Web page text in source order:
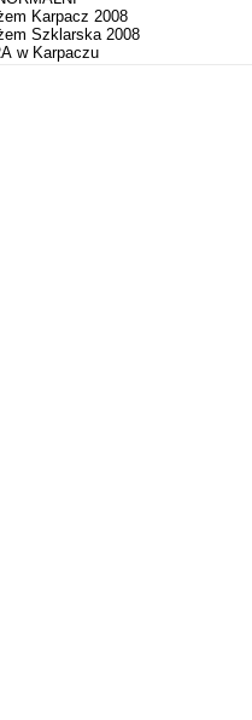
Karpacz 2008
Szklarska 2008
w Karpaczu